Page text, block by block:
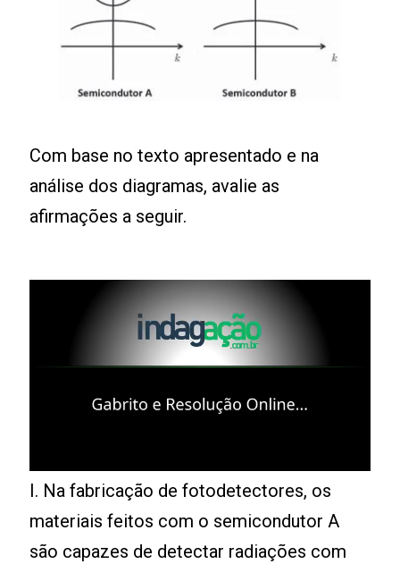
Com base no texto apresentado e na
análise dos diagramas, avalie as
afirmações a seguir.
I. Na fabricação de fotodetectores, os
materiais feitos com o semicondutor A
são capazes de detectar radiações com